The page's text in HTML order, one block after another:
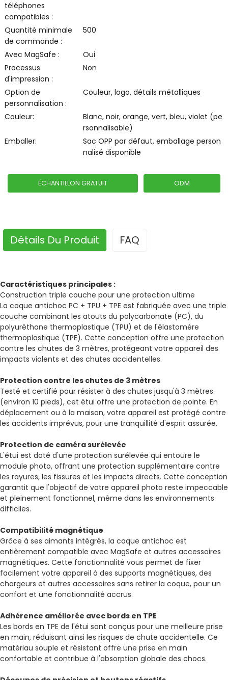
téléphones
compatibles :
Quantité minimale
de commande :
500
Avec MagSafe :
Oui
Processus
d'impression :
Non
Option de
personnalisation :
Couleur, logo, détails métalliques
Couleur:
Blanc, noir, orange, vert, bleu, violet (pe
rsonnalisable)
Emballer:
Sac OPP par défaut, emballage person
nalisé disponible
ÉCHANTILLON GRATUIT ODM
Détails Du Produit FAQ
Caractéristiques principales :
Construction triple couche pour une protection ultime
La coque antichoc PC + TPU + TPE est fabriquée avec une triple
couche combinant les atouts du polycarbonate (PC), du
polyuréthane thermoplastique (TPU) et de l'élastomère
thermoplastique (TPE). Cette conception offre une protection
contre les chutes de 3 mètres, protégeant votre appareil des
impacts violents et des chutes accidentelles.
Protection contre les chutes de 3 mètres
Testé et certifié pour résister à des chutes jusqu'à 3 mètres
(environ 10 pieds), cet étui offre une protection de pointe. En
déplacement ou à la maison, votre appareil est protégé contre
les accidents imprévus, pour une tranquillité d'esprit assurée.
Protection de caméra surélevée
L'étui est doté d'une protection surélevée qui entoure le
module photo, offrant une protection supplémentaire contre
les rayures, les fissures et les impacts directs. Cette conception
garantit que l'objectif de votre appareil photo reste impeccable
et pleinement fonctionnel, même dans les environnements
difficiles.
Compatibilité magnétique
Grâce à ses aimants intégrés, la coque antichoc est
entièrement compatible avec MagSafe et autres accessoires
magnétiques. Cette fonctionnalité vous permet de fixer
facilement votre appareil à des supports magnétiques, des
chargeurs et autres accessoires sans retirer la coque, pour un
confort et une fonctionnalité accrus.
Adhérence améliorée avec bords en TPE
Les bords en TPE de l'étui sont conçus pour une meilleure prise
en main, réduisant ainsi les risques de chute accidentelle. Ce
matériau souple et résistant offre une prise en main
confortable et contribue à l'absorption globale des chocs.